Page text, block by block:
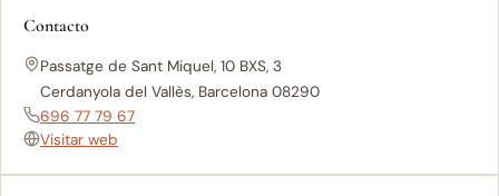
Contacto
Passatge de Sant Miquel, 10 BXS, 3
Cerdanyola del Vallès, Barcelona 08290
696 77 79 67
Visitar web